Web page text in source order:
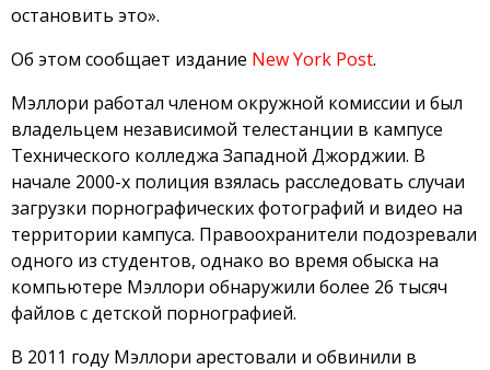
остановить это».
Об этом сообщает издание New York Post.
Мэллори работал членом окружной комиссии и был
владельцем независимой телестанции в кампусе
Технического колледжа Западной Джорджии. В
начале 2000-х полиция взялась расследовать случаи
загрузки порнографических фотографий и видео на
территории кампуса. Правоохранители подозревали
одного из студентов, однако во время обыска на
компьютере Мэллори обнаружили более 26 тысяч
файлов с детской порнографией.
В 2011 году Мэллори арестовали и обвинили в